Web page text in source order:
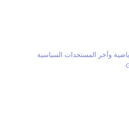
وآخر المستجدات السياسية